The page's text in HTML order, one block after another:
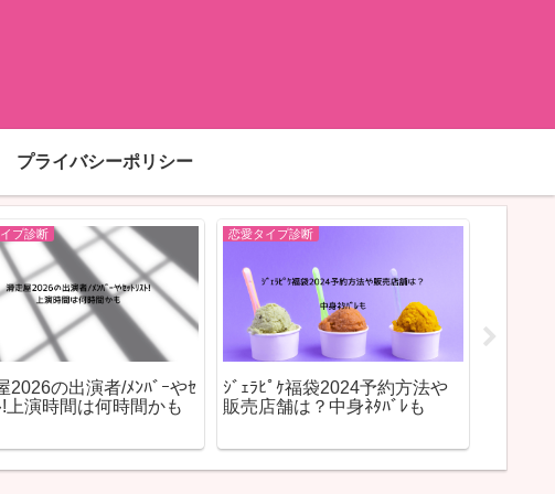
プライバシーポリシー
プ診断
2026の出演者/ﾒﾝﾊﾞｰやｾ
!上演時間は何時間かも
恋愛タイプ診断
ｼﾞｪﾗﾋﾟｹ福袋2024予約方法や
販売店舗は？中身ﾈﾀﾊﾞﾚも